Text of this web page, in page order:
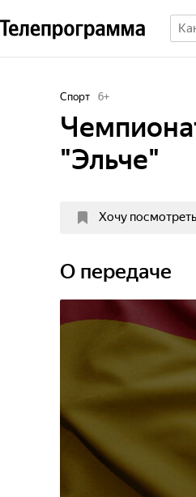
Спорт 6+
"Эльче"
Хочу посмотреть
О передаче